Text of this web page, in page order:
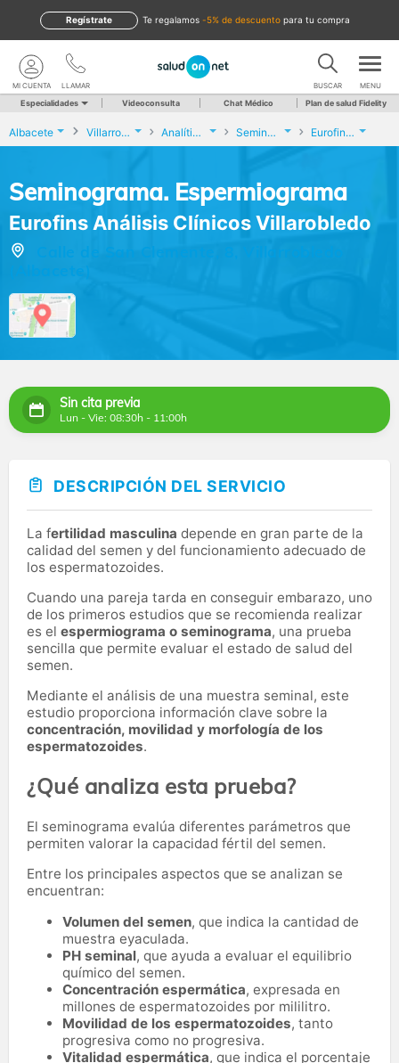
te regalamos -5% de descuento para tu compra
Regístrate
LLAMAR
MI CUENTA BUSCAR MENU
Especialidades Videoconsulta Chat Médico Plan de salud Fidelity
Albacete Villarrobledo Analíticas y Genética Seminograma. Espermiograma Eurofins Análisis Clínicos Villarobledo
Seminograma. Espermiograma
Eurofins Análisis Clínicos Villarobledo
Calle de San Clemente, 8, Villarrobledo
Sin cita previa
Lun - Vie: 08:30h - 11:00h
DESCRIPCIÓN DEL SERVICIO
La fertilidad masculina depende en gran parte de la
calidad del semen y del funcionamiento adecuado de
los espermatozoides.
Cuando una pareja tarda en conseguir embarazo, uno
de los primeros estudios que se recomienda realizar
es el espermiograma o seminograma, una prueba
sencilla que permite evaluar el estado de salud del
semen.
Mediante el análisis de una muestra seminal, este
estudio proporciona información clave sobre la
concentración, movilidad y morfología de los
espermatozoides.
¿Qué analiza esta prueba?
El seminograma evalúa diferentes parámetros que
permiten valorar la capacidad fértil del semen.
Entre los principales aspectos que se analizan se
encuentran:
Volumen del semen, que indica la cantidad de
muestra eyaculada.
PH seminal, que ayuda a evaluar el equilibrio
químico del semen.
Concentración espermática, expresada en
millones de espermatozoides por mililitro.
Movilidad de los espermatozoides, tanto
progresiva como no progresiva.
Vitalidad espermática, que indica el porcentaje